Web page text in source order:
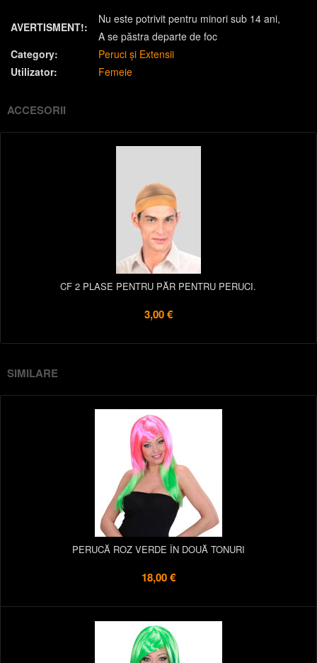
AVERTISMENT!:
Nu este potrivit pentru minori sub 14 ani
A se păstra departe de foc
Category:
Peruci și Extensii
Utilizator:
Femeie
ACCESORII
CF 2 PLASE PENTRU PĂR PENTRU PERUCI.
3,00 €
SIMILARE
PERUCĂ ROZ VERDE ÎN DOUĂ TONURI
18,00 €